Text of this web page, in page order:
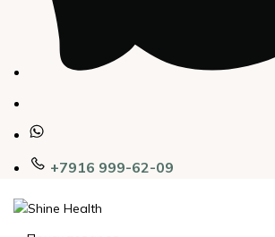
+7916 999-62-09